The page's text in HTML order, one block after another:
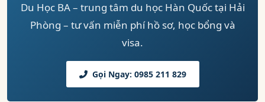
Du Học BA – trung tâm du học Hàn Quốc tại Hải
Phòng – tư vấn miễn phí hồ sơ, học bổng và
visa.
Gọi Ngay: 0985 211 829